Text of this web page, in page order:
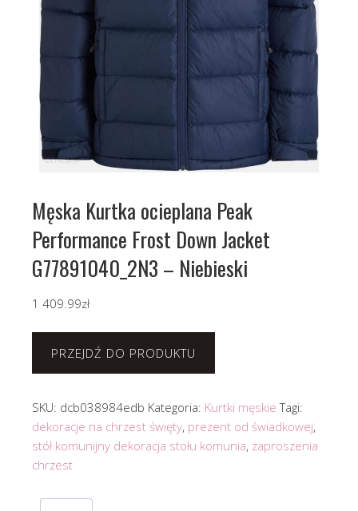
Męska Kurtka ocieplana Peak
Performance Frost Down Jacket
G77891040_2N3 – Niebieski
1 409.99zł
PRZEJDŹ DO PRODUKTU
SKU: dcb038984edb Kategoria: Kurtki męskie Tagi:
dekoracje na chrzest święty, prezent od świadkowej,
stół komunijny dekoracja stołu komunia, zaproszenia
chrzest